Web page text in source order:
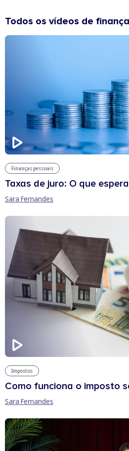
Todos os vídeos de
Finanças pessoais
Taxas de juro: O que
Sara Fernandes
Impostos
Como funciona o imposto
Sara Fernandes